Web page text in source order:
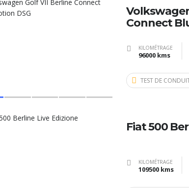
Connect
KILOMÉTRAGE
96000 kms
TEST DE
Fiat 500
KILOMÉTRAGE
109500 kms